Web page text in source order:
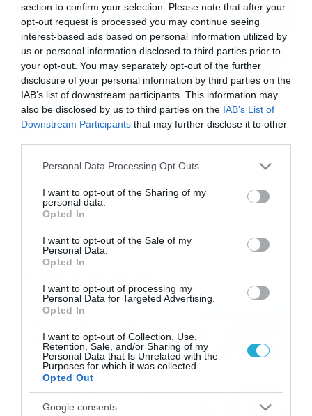
section to confirm your selection. Please note that after your
opt-out request is processed you may continue seeing
interest-based ads based on personal information utilized by
us or personal information disclosed to third parties prior to
your opt-out. You may separately opt-out of the further
disclosure of your personal information by third parties on the
IAB’s list of downstream participants. This information may
also be disclosed by us to third parties on the IAB’s List of
Downstream Participants that may further disclose it to other
Please note that this website/app uses one or more Google
not limited to your visit or usage behaviour. You may click to
grant or deny consent to Google and its third-party tags to
use your data for below specified purposes in below Google
consent section.
Personal Data Processing Opt Outs
I want to opt-out of the Sharing of my
personal data.
Opted In
I want to opt-out of the Sale of my
Personal Data.
Opted In
I want to opt-out of processing my
Personal Data for Targeted Advertising.
Opted In
I want to opt-out of Collection, Use,
Retention, Sale, and/or Sharing of my
Personal Data that Is Unrelated with the
Purposes for which it was collected.
Opted Out
Google consents
26/07/2015 13:00
Δόξα Νέας Μανωλάδας: «Διαζύγιο» με
σπόντες
με τον μέχρι πρότινος γυμναστή της, Γιάννη
συμπεριφορά κάνουν λόγο οι «μελανόλευκοι». Το
περιεχόμενο της ανακοίνωσης αναφέρει: »Το Δ.Σ. της
ΔΟΞΑΣ ανακοινώνει την διακοπή της συνεργασίας της
ομάδας μας με τον γυμναστή Γιάννη
Παναγιωταρόπουλο.Μετά το τέλος της προηγούμενης
ποδοσφαιρικής χρονιάς έγινε μια πρώτη επαφή και […]
Ροή Ειδήσεων
Πρεμιέρα στην Ολλανδία, την
Γερμανίας με πολλές
στοιχηματικές επιλογές από
το ΠΑΜΕ ΣΤΟΙΧΗΜΑ
07/08/2026 16:41
Καιρός 6-8: Ανεβαίνει η
θερμοκρασία, 40άρια το